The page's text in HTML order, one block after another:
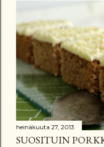
heinäkuuta 27, 2013
SUOSITUIN